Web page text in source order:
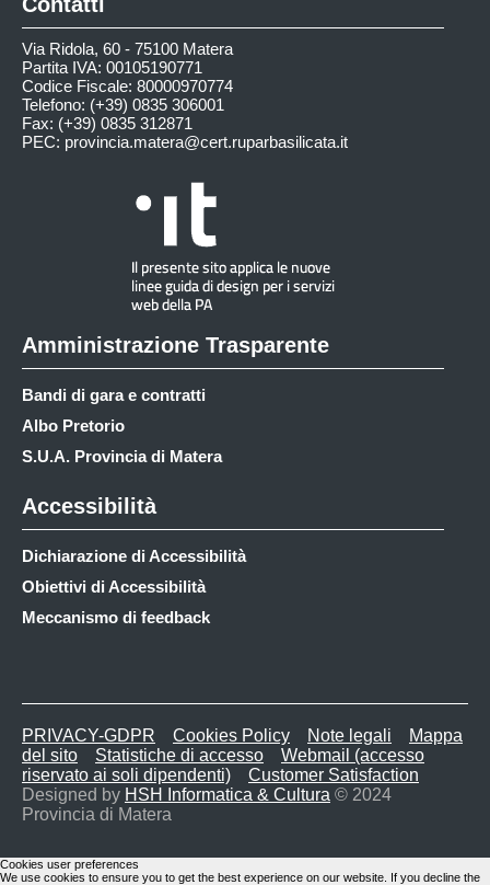
Via Ridola, 60 - 75100 Matera
Partita IVA: 00105190771
Codice Fiscale: 80000970774
Telefono: (+39) 0835 306001
Fax: (+39) 0835 312871
PEC: provincia.matera@cert.ruparbasilicata.it
Amministrazione Trasparente
Bandi di gara e contratti
Albo Pretorio
S.U.A. Provincia di Matera
Accessibilità
Dichiarazione di Accessibilità
Obiettivi di Accessibilità
Meccanismo di feedback
PRIVACY-GDPR Cookies Policy Note legali
Mappa
del sito
Statistiche di accesso
Webmail (accesso
riservato ai soli dipendenti)
Customer Satisfaction
Designed by HSH Informatica & Cultura © 2024
Provincia di Matera
Cookies user preferences
We use cookies to ensure you to get the best experience on our website. If you decline the